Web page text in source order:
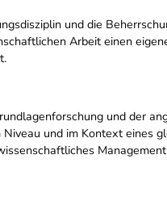
und die
Arbeit einen
und der
und im Kontext eines